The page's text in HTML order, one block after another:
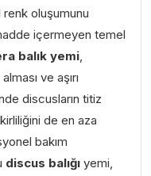
renk oluşumunu
içermeyen temel
balık yemi,
ve aşırı
discusların titiz
de en aza
bakım
discus balığı yemi,